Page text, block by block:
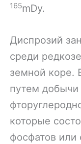
165mDy.
Диспрозий
среди
земной коре.
путем добычи
которые
фосфатов или